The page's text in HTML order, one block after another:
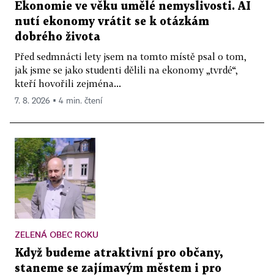
Ekonomie ve věku umělé nemyslivosti. AI
nutí ekonomy vrátit se k otázkám
dobrého života
Před sedmnácti lety jsem na tomto místě psal o tom,
jak jsme se jako studenti dělili na ekonomy „tvrdé“,
kteří hovořili zejména...
7. 8. 2026 ▪ 4 min. čtení
ZELENÁ OBEC ROKU
Když budeme atraktivní pro občany,
staneme se zajímavým městem i pro